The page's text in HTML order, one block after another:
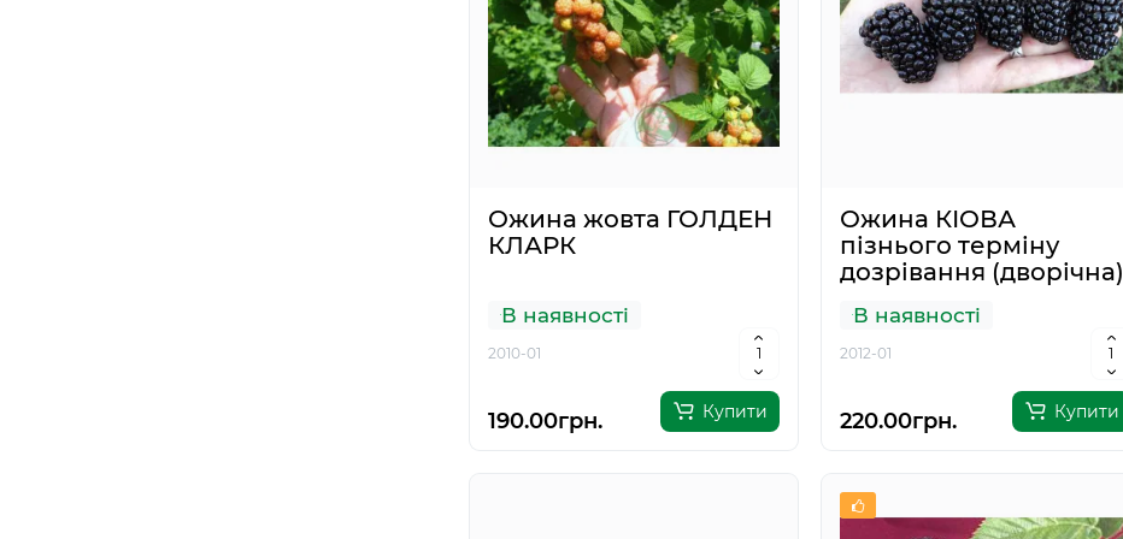
Ожина жовта ГОЛДЕН
КЛАРК
В наявності
2010-01
190.00грн. Купити
Ожина КІОВА
пізнього терміну
дозрівання (дворічна)
В наявності
2012-01
220.00грн. Купити